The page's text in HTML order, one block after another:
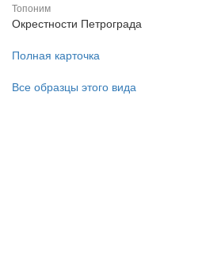
Топоним
Окрестности Петрограда
Полная карточка
Все образцы этого вида